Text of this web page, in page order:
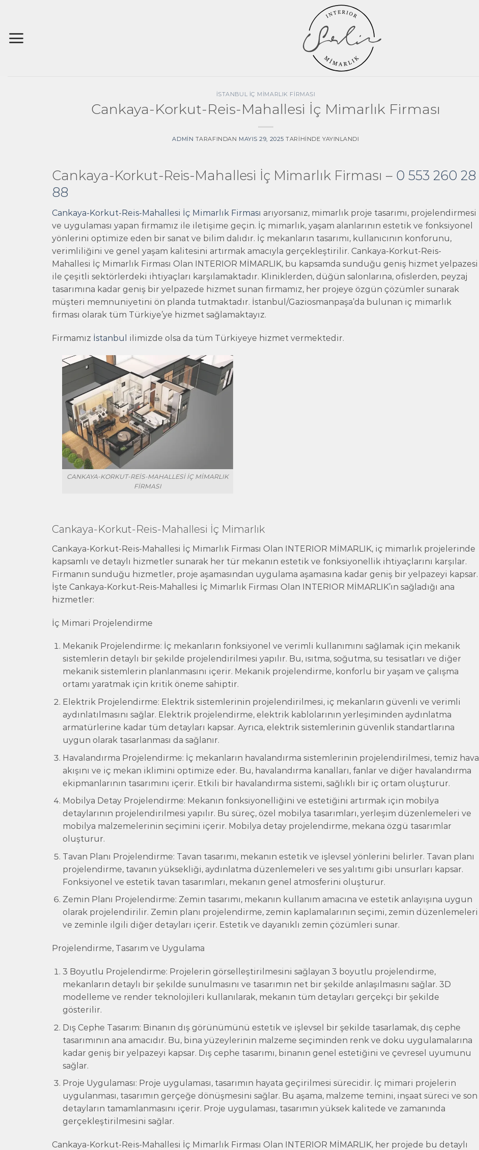
İSTANBUL İÇ MIMARLIK FIRMASI
Cankaya-Korkut-Reis-Mahallesi İç Mimarlık Firması
ADMIN TARAFINDAN MAYIS 29, 2025 TARIHINDE YAYINLANDI
Cankaya-Korkut-Reis-Mahallesi İç Mimarlık Firması – 0 553 260 28
88
Cankaya-Korkut-Reis-Mahallesi İç Mimarlık Firması arıyorsanız, mimarlık proje tasarımı, projelendirmesi
ve uygulaması yapan firmamız ile iletişime geçin. İç mimarlık, yaşam alanlarının estetik ve fonksiyonel
yönlerini optimize eden bir sanat ve bilim dalıdır. İç mekanların tasarımı, kullanıcının konforunu,
verimliliğini ve genel yaşam kalitesini artırmak amacıyla gerçekleştirilir. Cankaya-Korkut-Reis-
Mahallesi İç Mimarlık Firması Olan INTERIOR MİMARLIK, bu kapsamda sunduğu geniş hizmet yelpazesi
ile çeşitli sektörlerdeki ihtiyaçları karşılamaktadır. Kliniklerden, düğün salonlarına, ofislerden, peyzaj
tasarımına kadar geniş bir yelpazede hizmet sunan firmamız, her projeye özgün çözümler sunarak
müşteri memnuniyetini ön planda tutmaktadır. İstanbul/Gaziosmanpaşa’da bulunan iç mimarlık
firması olarak tüm Türkiye’ye hizmet sağlamaktayız.
Firmamız İstanbul ilimizde olsa da tüm Türkiyeye hizmet vermektedir.
CANKAYA-KORKUT-REIS-MAHALLESI İÇ MIMARLIK
FIRMASI
Cankaya-Korkut-Reis-Mahallesi İç Mimarlık
Cankaya-Korkut-Reis-Mahallesi İç Mimarlık Firması Olan INTERIOR MİMARLIK, iç mimarlık projelerinde
kapsamlı ve detaylı hizmetler sunarak her tür mekanın estetik ve fonksiyonellik ihtiyaçlarını karşılar.
Firmanın sunduğu hizmetler, proje aşamasından uygulama aşamasına kadar geniş bir yelpazeyi kapsar.
İşte Cankaya-Korkut-Reis-Mahallesi İç Mimarlık Firması Olan INTERIOR MİMARLIK’ın sağladığı ana
hizmetler:
İç Mimari Projelendirme
Mekanik Projelendirme: İç mekanların fonksiyonel ve verimli kullanımını sağlamak için mekanik
sistemlerin detaylı bir şekilde projelendirilmesi yapılır. Bu, ısıtma, soğutma, su tesisatları ve diğer
mekanik sistemlerin planlanmasını içerir. Mekanik projelendirme, konforlu bir yaşam ve çalışma
ortamı yaratmak için kritik öneme sahiptir.
Elektrik Projelendirme: Elektrik sistemlerinin projelendirilmesi, iç mekanların güvenli ve verimli
aydınlatılmasını sağlar. Elektrik projelendirme, elektrik kablolarının yerleşiminden aydınlatma
armatürlerine kadar tüm detayları kapsar. Ayrıca, elektrik sistemlerinin güvenlik standartlarına
uygun olarak tasarlanması da sağlanır.
Havalandırma Projelendirme: İç mekanların havalandırma sistemlerinin projelendirilmesi, temiz hava
akışını ve iç mekan iklimini optimize eder. Bu, havalandırma kanalları, fanlar ve diğer havalandırma
ekipmanlarının tasarımını içerir. Etkili bir havalandırma sistemi, sağlıklı bir iç ortam oluşturur.
Mobilya Detay Projelendirme: Mekanın fonksiyonelliğini ve estetiğini artırmak için mobilya
detaylarının projelendirilmesi yapılır. Bu süreç, özel mobilya tasarımları, yerleşim düzenlemeleri ve
mobilya malzemelerinin seçimini içerir. Mobilya detay projelendirme, mekana özgü tasarımlar
oluşturur.
Tavan Planı Projelendirme: Tavan tasarımı, mekanın estetik ve işlevsel yönlerini belirler. Tavan planı
projelendirme, tavanın yüksekliği, aydınlatma düzenlemeleri ve ses yalıtımı gibi unsurları kapsar.
Fonksiyonel ve estetik tavan tasarımları, mekanın genel atmosferini oluşturur.
Zemin Planı Projelendirme: Zemin tasarımı, mekanın kullanım amacına ve estetik anlayışına uygun
olarak projelendirilir. Zemin planı projelendirme, zemin kaplamalarının seçimi, zemin düzenlemeleri
ve zeminle ilgili diğer detayları içerir. Estetik ve dayanıklı zemin çözümleri sunar.
Projelendirme, Tasarım ve Uygulama
3 Boyutlu Projelendirme: Projelerin görselleştirilmesini sağlayan 3 boyutlu projelendirme,
mekanların detaylı bir şekilde sunulmasını ve tasarımın net bir şekilde anlaşılmasını sağlar. 3D
modelleme ve render teknolojileri kullanılarak, mekanın tüm detayları gerçekçi bir şekilde
gösterilir.
Dış Cephe Tasarım: Binanın dış görünümünü estetik ve işlevsel bir şekilde tasarlamak, dış cephe
tasarımının ana amacıdır. Bu, bina yüzeylerinin malzeme seçiminden renk ve doku uygulamalarına
kadar geniş bir yelpazeyi kapsar. Dış cephe tasarımı, binanın genel estetiğini ve çevresel uyumunu
sağlar.
Proje Uygulaması: Proje uygulaması, tasarımın hayata geçirilmesi sürecidir. İç mimari projelerin
uygulanması, tasarımın gerçeğe dönüşmesini sağlar. Bu aşama, malzeme temini, inşaat süreci ve son
detayların tamamlanmasını içerir. Proje uygulaması, tasarımın yüksek kalitede ve zamanında
gerçekleştirilmesini sağlar.
Cankaya-Korkut-Reis-Mahallesi İç Mimarlık Firması Olan INTERIOR MİMARLIK, her projede bu detaylı